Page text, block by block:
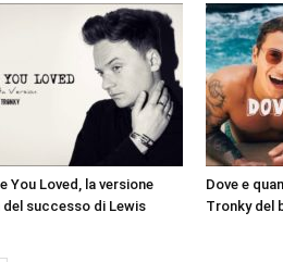
You Loved, la versione
del successo di Lewis
Dove e
Tronky del